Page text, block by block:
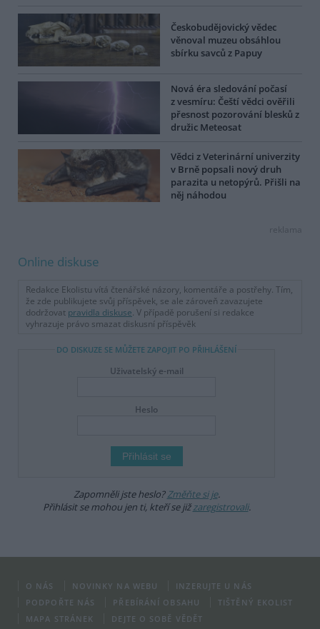
Českobudějovický vědec
věnoval muzeu obsáhlou
sbírku savců z Papuy
Nová éra sledování počasí
z vesmíru: Čeští vědci ověřili
přesnost pozorování blesků z
družic Meteosat
Vědci z Veterinární univerzity
v Brně popsali nový druh
parazita u netopýrů. Přišli na
něj náhodou
reklama
Online diskuse
Redakce Ekolistu vítá čtenářské názory, komentáře a postřehy. Tím,
že zde publikujete svůj příspěvek, se ale zároveň zavazujete
dodržovat pravidla diskuse. V případě porušení si redakce
vyhrazuje právo smazat diskusní příspěvěk
DO DISKUZE SE MŮŽETE ZAPOJIT PO PŘIHLÁŠENÍ
Uživatelský e-mail
Heslo
Zapomněli jste heslo?Změňte si je.
Přihlásit se mohou jen ti, kteří se jižzaregistrovali.
O NÁS NOVINKY NA WEBU
INZERUJTE U NÁS
PODPOŘTE NÁS
PŘEBÍRÁNÍ OBSAHU
TIŠTĚNÝ EKOLIST
MAPA STRÁNEK
DEJTE O SOBĚ VĚDĚT